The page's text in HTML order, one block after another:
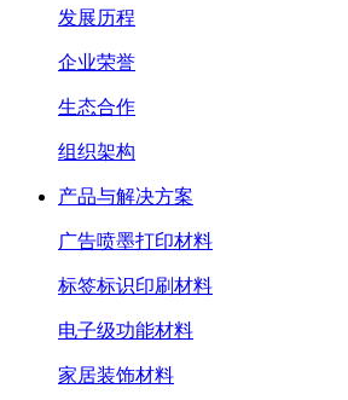
发展历程
企业荣誉
生态合作
组织架构
产品与解决方案
广告喷墨打印材料
标签标识印刷材料
电子级功能材料
家居装饰材料